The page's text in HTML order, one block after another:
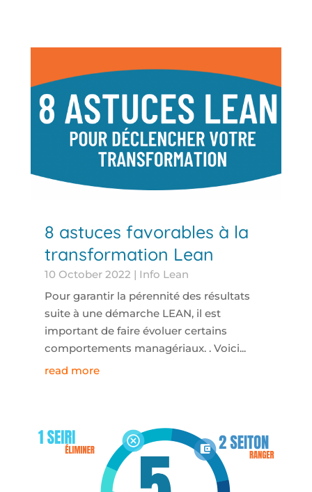
8 astuces favorables à la
transformation Lean
10 October 2022 | Info Lean
Pour garantir la pérennité des résultats
suite à une démarche LEAN, il est
important de faire évoluer certains
comportements managériaux. . Voici...
read more